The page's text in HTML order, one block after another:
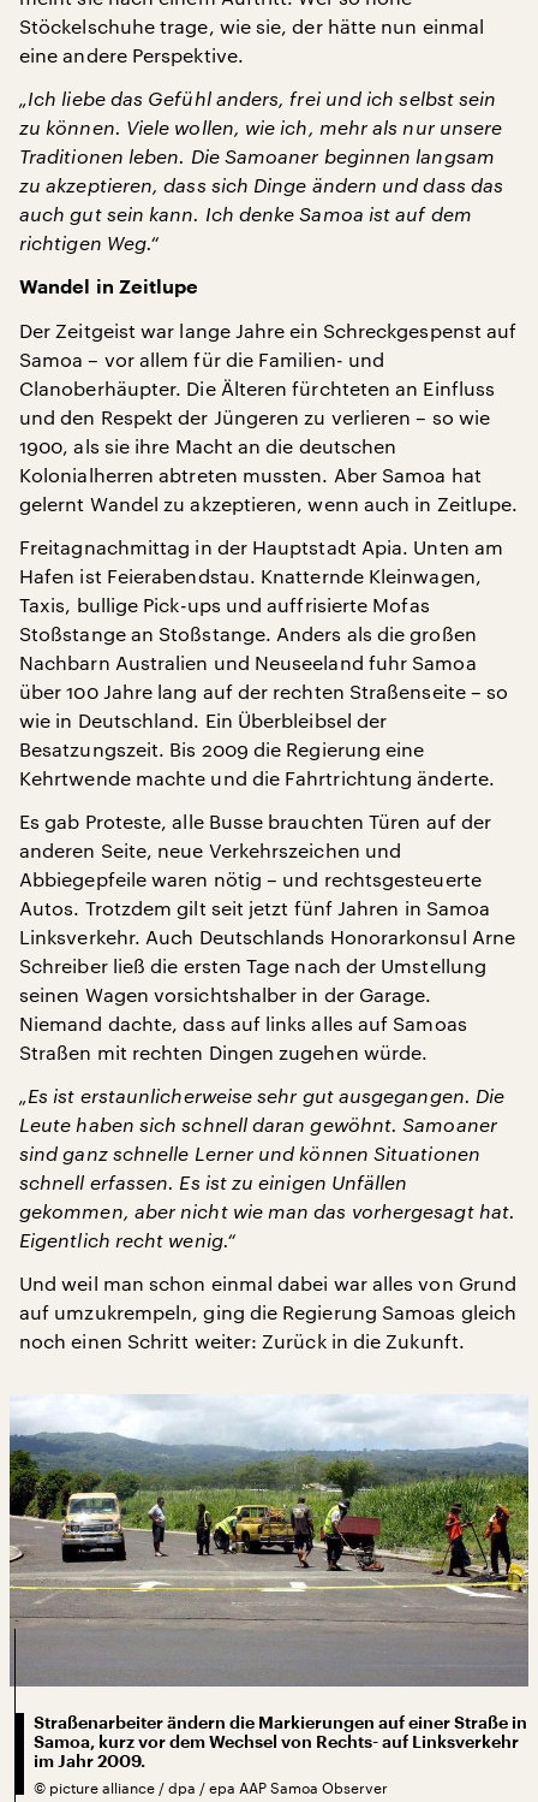
Stöckelschuhe trage, wie sie, der hätte nun einmal
eine andere Perspektive.
„Ich liebe das Gefühl anders, frei und ich selbst sein
zu können. Viele wollen, wie ich, mehr als nur unsere
Traditionen leben. Die Samoaner beginnen langsam
zu akzeptieren, dass sich Dinge ändern und dass das
auch gut sein kann. Ich denke Samoa ist auf dem
richtigen Weg.“
Wandel in Zeitlupe
Der Zeitgeist war lange Jahre ein Schreckgespenst auf
Samoa – vor allem für die Familien- und
Clanoberhäupter. Die Älteren fürchteten an Einfluss
und den Respekt der Jüngeren zu verlieren – so wie
1900, als sie ihre Macht an die deutschen
Kolonialherren abtreten mussten. Aber Samoa hat
gelernt Wandel zu akzeptieren, wenn auch in Zeitlupe.
Freitagnachmittag in der Hauptstadt Apia. Unten am
Hafen ist Feierabendstau. Knatternde Kleinwagen,
Taxis, bullige Pick-ups und auffrisierte Mofas
Stoßstange an Stoßstange. Anders als die großen
Nachbarn Australien und Neuseeland fuhr Samoa
über 100 Jahre lang auf der rechten Straßenseite – so
wie in Deutschland. Ein Überbleibsel der
Besatzungszeit. Bis 2009 die Regierung eine
Kehrtwende machte und die Fahrtrichtung änderte.
Es gab Proteste, alle Busse brauchten Türen auf der
anderen Seite, neue Verkehrszeichen und
Abbiegepfeile waren nötig – und rechtsgesteuerte
Autos. Trotzdem gilt seit jetzt fünf Jahren in Samoa
Linksverkehr. Auch Deutschlands Honorarkonsul Arne
Schreiber ließ die ersten Tage nach der Umstellung
seinen Wagen vorsichtshalber in der Garage.
Niemand dachte, dass auf links alles auf Samoas
Straßen mit rechten Dingen zugehen würde.
„Es ist erstaunlicherweise sehr gut ausgegangen. Die
Leute haben sich schnell daran gewöhnt. Samoaner
sind ganz schnelle Lerner und können Situationen
schnell erfassen. Es ist zu einigen Unfällen
gekommen, aber nicht wie man das vorhergesagt hat.
Eigentlich recht wenig.“
Und weil man schon einmal dabei war alles von Grund
auf umzukrempeln, ging die Regierung Samoas gleich
noch einen Schritt weiter: Zurück in die Zukunft.
Straßenarbeiter ändern die Markierungen auf einer Straße in
Samoa, kurz vor dem Wechsel von Rechts- auf Linksverkehr
im Jahr 2009.
© picture alliance / dpa / epa AAP Samoa Observer